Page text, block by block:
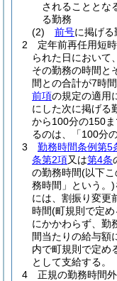
されることとな
る勤務
(2)
前号に掲げる
2
定年前再任用短
られた日において
その勤務の時間と
間との合計が7時
前項の規定の適用
にした次に掲げる
から100分の150
るのは、「100分
3
勤務時間条例第5
条第2項又は第4条
の勤務時間(以下こ
務時間」という。)
には、割振り変更
時間(町規則で定
にかかわらず、勤
間当たりの給与額
内で町規則で定め
として支給する。
4
正規の勤務時間